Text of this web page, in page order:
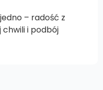
– radość z
chwili i podbój